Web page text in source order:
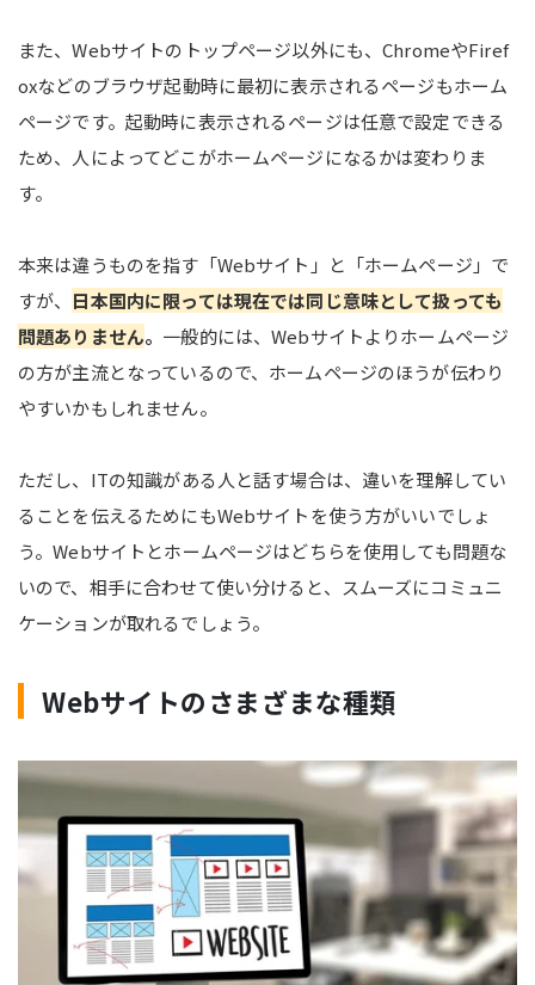
また、Webサイトのトップページ以外にも、ChromeやFiref
oxなどのブラウザ起動時に最初に表示されるページもホーム
ページです。起動時に表示されるページは任意で設定できる
ため、人によってどこがホームページになるかは変わりま
す。
本来は違うものを指す「Webサイト」と「ホームページ」で
すが、 日本国内に限っては現在では同じ意味として扱っても
問題ありません。 一般的には、Webサイトよりホームページ
の方が主流となっているので、ホームページのほうが伝わり
やすいかもしれません。
ただし、ITの知識がある人と話す場合は、違いを理解してい
ることを伝えるためにもWebサイトを使う方がいいでしょ
う。Webサイトとホームページはどちらを使用しても問題な
いので、相手に合わせて使い分けると、スムーズにコミュニ
ケーションが取れるでしょう。
Webサイトのさまざまな種類